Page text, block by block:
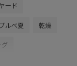
ード
ルべ夏 乾燥